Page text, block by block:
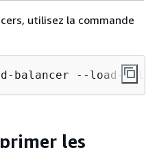
utilisez la commande
balancer --load-
les